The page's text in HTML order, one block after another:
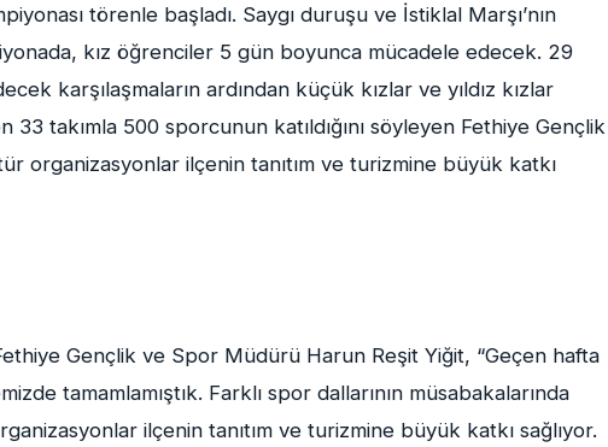
törenle başladı. Saygı duruşu ve İstiklal Marşı’nın
kız öğrenciler 5 gün boyunca mücadele edecek. 29
karşılaşmaların ardından küçük kızlar ve yıldız kızlar
33 takımla 500 sporcunun katıldığını söyleyen Fethiye Gençlik
organizasyonlar ilçenin tanıtım ve turizmine büyük katkı
Gençlik ve Spor Müdürü Harun Reşit Yiğit, “Geçen hafta
tamamlamıştık. Farklı spor dallarının müsabakalarında
ilçenin tanıtım ve turizmine büyük katkı sağlıyor.